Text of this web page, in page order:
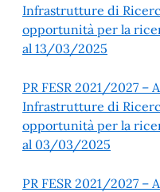
Infrastrutture di
opportunità per la
al 13/03/2025
PR FESR 2021/2027 –
Infrastrutture di
opportunità per la
al 03/03/2025
PR FESR 2021/2027 –